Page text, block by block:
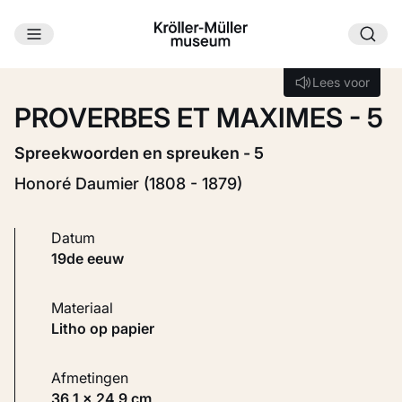
Ga naar hoofdinhoud
Lees voor
Lees voor
PROVERBES ET MAXIMES - 5
Spreekwoorden en spreuken - 5
Honoré Daumier (1808 - 1879)
Datum
19de eeuw
Materiaal
Litho op papier
Afmetingen